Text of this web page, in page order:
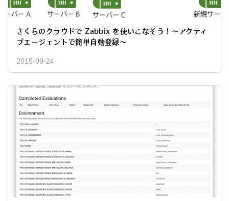
さくらのクラウドで Zabbix を使いこなそう！～アクティ
ブエージェントで簡単自動登録～
2015-09-24